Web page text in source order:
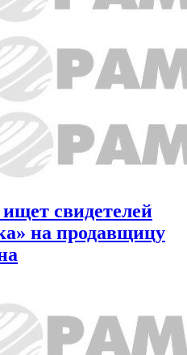
свидетелей
на продавщицу